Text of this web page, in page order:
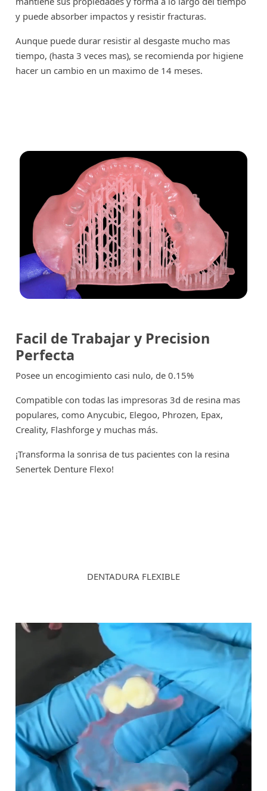
y puede absorber impactos y resistir fracturas.
Aunque puede durar resistir al desgaste mucho mas
tiempo, (hasta 3 veces mas), se recomienda por higiene
hacer un cambio en un maximo de 14 meses.
Facil de Trabajar y Precision
Perfecta
Posee un encogimiento casi nulo, de 0.15%
Compatible con todas las impresoras 3d de resina mas
populares, como Anycubic, Elegoo, Phrozen, Epax,
Creality, Flashforge y muchas más.
¡Transforma la sonrisa de tus pacientes con la resina
Senertek Denture Flexo!
DENTADURA FLEXIBLE